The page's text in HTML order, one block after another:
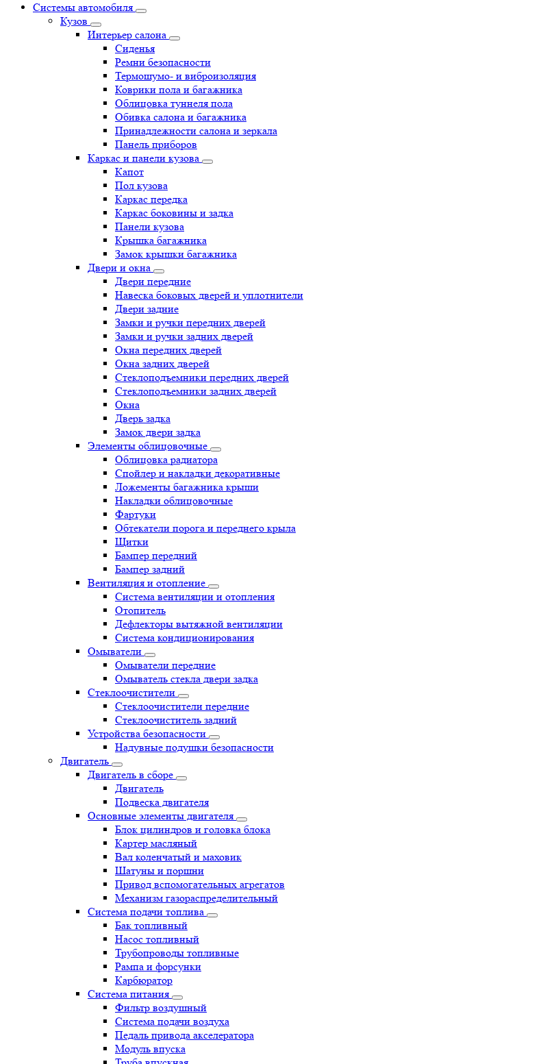
Системы автомобиля
Кузов
Интерьер салона
Сиденья
Ремни безопасности
Термошумо- и виброизоляция
Коврики пола и багажника
Облицовка туннеля пола
Обивка салона и багажника
Принадлежности салона и зеркала
Панель приборов
Каркас и панели кузова
Капот
Пол кузова
Каркас передка
Каркас боковины и задка
Панели кузова
Крышка багажника
Замок крышки багажника
Двери и окна
Двери передние
Навеска боковых дверей и уплотнители
Двери задние
Замки и ручки передних дверей
Замки и ручки задних дверей
Окна передних дверей
Окна задних дверей
Стеклоподъемники передних дверей
Стеклоподъемники задних дверей
Окна
Дверь задка
Замок двери задка
Элементы облицовочные
Облицовка радиатора
Спойлер и накладки декоративные
Ложементы багажника крыши
Накладки облицовочные
Фартуки
Обтекатели порога и переднего крыла
Щитки
Бампер передний
Бампер задний
Вентиляция и отопление
Система вентиляции и отопления
Отопитель
Дефлекторы вытяжной вентиляции
Система кондиционирования
Омыватели
Омыватели передние
Омыватель стекла двери задка
Стеклоочистители
Стеклоочистители передние
Стеклоочиститель задний
Устройства безопасности
Надувные подушки безопасности
Двигатель
Двигатель в сборе
Двигатель
Подвеска двигателя
Основные элементы двигателя
Блок цилиндров и головка блока
Картер масляный
Вал коленчатый и маховик
Шатуны и поршни
Привод вспомогательных агрегатов
Механизм газораспределительный
Система подачи топлива
Бак топливный
Насос топливный
Трубопроводы топливные
Рампа и форсунки
Карбюратор
Система питания
Фильтр воздушный
Система подачи воздуха
Педаль привода акселератора
Модуль впуска